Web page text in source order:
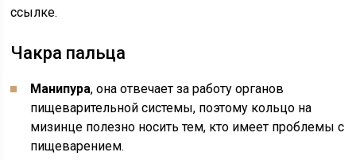
ссылке.
Чакра пальца
Манипура, она отвечает за работу органов
пищеварительной системы, поэтому кольцо на
мизинце полезно носить тем, кто имеет проблемы с
пищеварением.